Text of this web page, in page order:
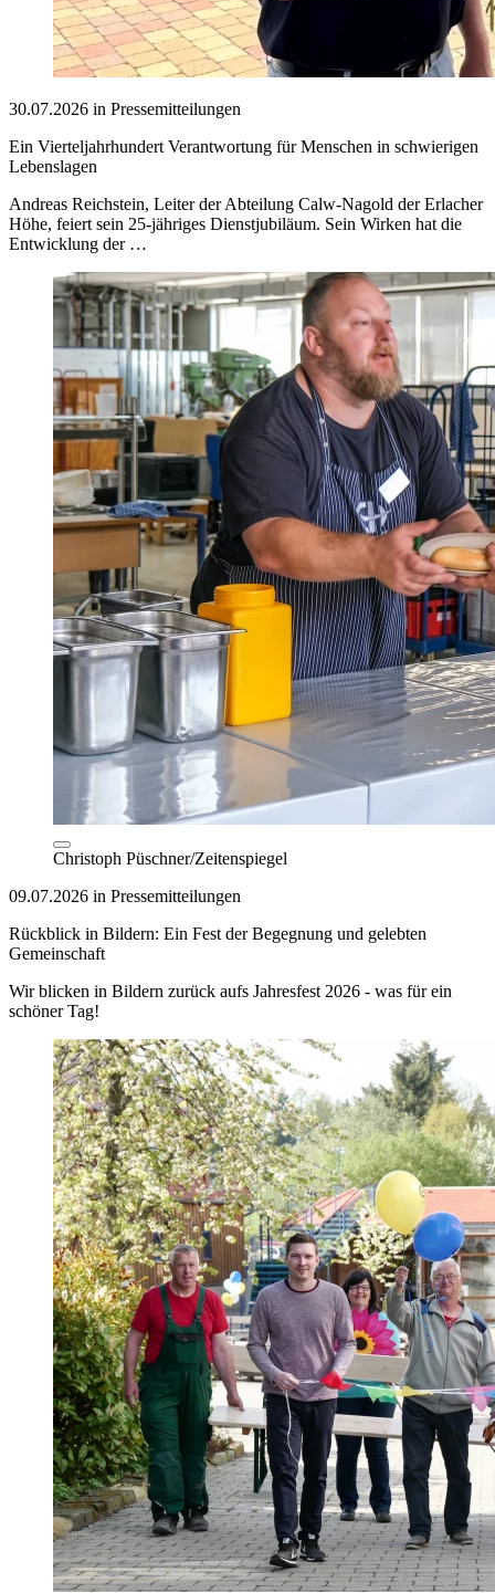
30.07.2026 in Pressemitteilungen
Ein Vierteljahrhundert Verantwortung für Menschen in schwierigen
Lebenslagen
Andreas Reichstein, Leiter der Abteilung Calw-Nagold der Erlacher
Höhe, feiert sein 25-jähriges Dienstjubiläum. Sein Wirken hat die
Entwicklung der …
Christoph Püschner/Zeitenspiegel
09.07.2026 in Pressemitteilungen
Rückblick in Bildern: Ein Fest der Begegnung und gelebten
Gemeinschaft
Wir blicken in Bildern zurück aufs Jahresfest 2026 - was für ein
schöner Tag!